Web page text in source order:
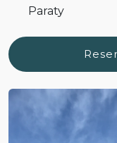
Paraty